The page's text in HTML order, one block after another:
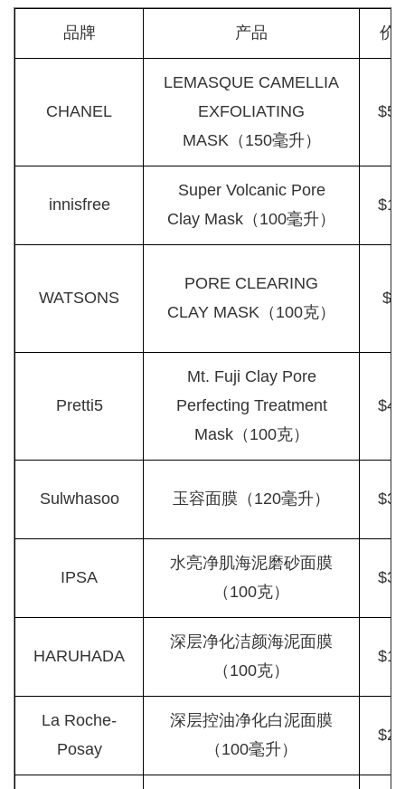
品牌 产品 价
CHANEL
LEMASQUE CAMELLIA
EXFOLIATING
MASK（150毫升）
innisfree
Super Volcanic Pore
Clay Mask（100毫升）
WATSONS
PORE CLEARING
CLAY MASK（100克）
Pretti5
Mt. Fuji Clay Pore
Perfecting Treatment
Mask（100克）
Sulwhasoo 玉容面膜（120毫升）
IPSA
水亮净肌海泥磨砂面膜
（100克）
HARUHADA
深层净化洁颜海泥面膜
（100克）
La Roche-
Posay
深层控油净化白泥面膜
（100毫升）